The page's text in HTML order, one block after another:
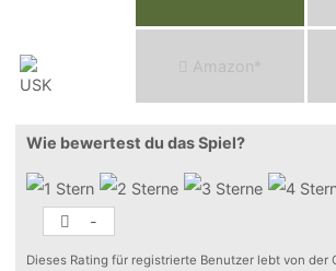
Ama o n*
Wie bewertest du das Spiel?
-
Dieses Rating für registrierte Benutzer lebt von der